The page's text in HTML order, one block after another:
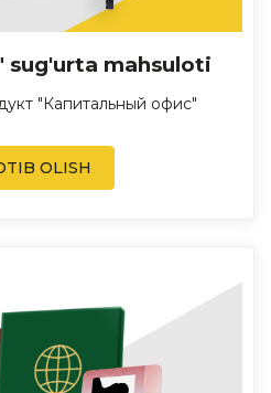
sug'urta mahsuloti
"Капитальный офис"
OLISH